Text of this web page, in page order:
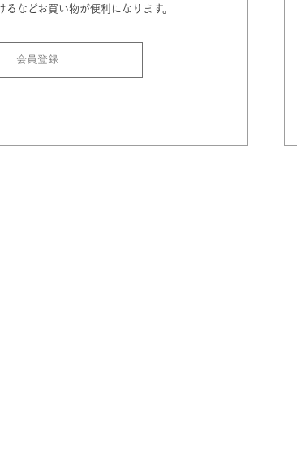
などお買い物が便利になります。
会員登録